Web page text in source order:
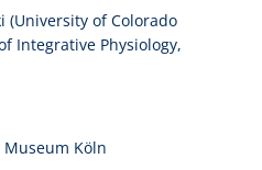
(University of Colorado
Integrative Physiology,
Köln